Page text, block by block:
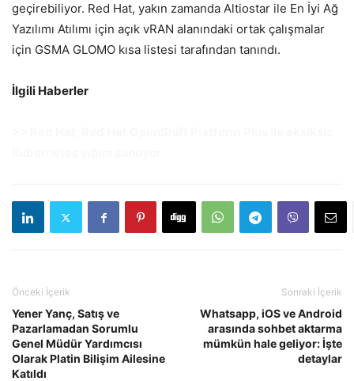
geçirebiliyor. Red Hat, yakın zamanda Altiostar ile En İyi Ağ
Yazılımı Atılımı için açık vRAN alanındaki ortak çalışmalar
için GSMA GLOMO kısa listesi tarafından tanındı.
İlgili Haberler
Önceki İçerik
Yener Yanç, Satış ve
Pazarlamadan Sorumlu
Genel Müdür Yardımcısı
Olarak Platin Bilişim Ailesine
Katıldı
Sonraki İçerik
Whatsapp, iOS ve Android
arasında sohbet aktarma
mümkün hale geliyor: İşte
detaylar